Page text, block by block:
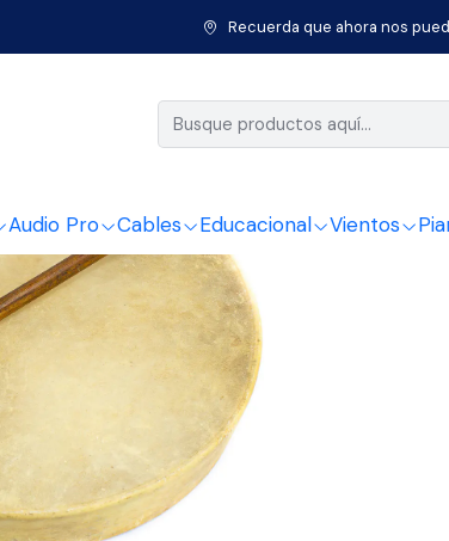
Audio Pro Cables Educacional Vientos
Recuerda que ahora nos
Percusiones de la India